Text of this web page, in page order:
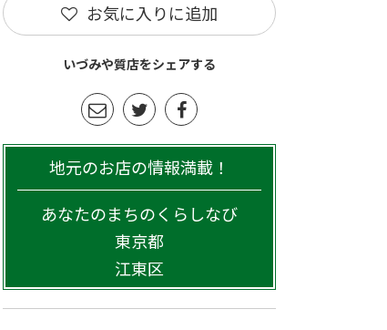
お気に入りに追加
いづみや質店をシェアする
地元のお店の情報満載！
あなたのまちのくらしなび
東京都
江東区